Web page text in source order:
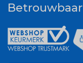
Betrouwbaar